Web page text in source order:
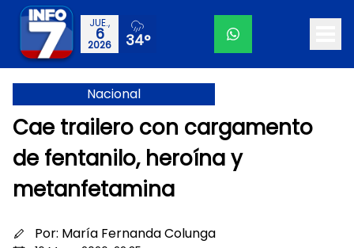
JUE.,
6
2026 34°
Nacional
Cae trailero con cargamento
de fentanilo, heroína y
metanfetamina
Por: María Fernanda Colunga